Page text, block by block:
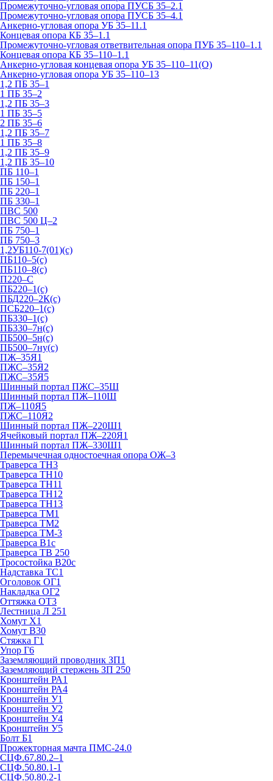
Промежуточно-угловая опора ПУСБ 35–2.1
Промежуточно-угловая опора ПУСБ 35–4.1
Анкерно-угловая опора УБ 35–11.1
Концевая опора КБ 35–1.1
Промежуточно-угловая ответвительная опора ПУБ 35–110–1.1
Концевая опора КБ 35–110–1.1
Анкерно-угловая концевая опора УБ 35–110–11(О)
Анкерно-угловая опора УБ 35–110–13
1,2 ПБ 35–1
1 ПБ 35–2
1,2 ПБ 35–3
1 ПБ 35–5
2 ПБ 35–6
1,2 ПБ 35–7
1 ПБ 35–8
1,2 ПБ 35–9
1,2 ПБ 35–10
ПБ 110–1
ПБ 150–1
ПБ 220–1
ПБ 330–1
ПВС 500
ПВС 500 Ц–2
ПБ 750–1
ПБ 750–3
1,2УБ110-7(01)(с)
ПБ110–5(с)
ПБ110–8(с)
П220–С
ПБ220–1(с)
ПБД220–2К(с)
ПСБ220–1(с)
ПБ330–1(с)
ПБ330–7н(с)
ПБ500–5н(с)
ПБ500–7ну(с)
ПЖ–35Я1
ПЖС–35Я2
ПЖС–35Я5
Шинный портал ПЖС–35Ш
Шинный портал ПЖ–110Ш
ПЖ–110Я5
ПЖС–110Я2
Шинный портал ПЖ–220Ш1
Ячейковый портал ПЖ–220Я1
Шинный портал ПЖ–330Ш1
Перемычечная одностоечная опора ОЖ–3
Траверса ТН3
Траверса ТН10
Траверса ТН11
Траверса ТН12
Траверса ТН13
Траверса ТМ1
Траверса ТМ2
Траверса ТМ-3
Траверса В1с
Траверса ТВ 250
Тросостойка В20с
Надставка ТС1
Оголовок ОГ1
Накладка ОГ2
Оттяжка ОТ3
Лестница Л 251
Хомут Х1
Хомут В30
Стяжка Г1
Упор Г6
Заземляющий проводник ЗП1
Заземляющий стержень ЗП 250
Кронштейн РА1
Кронштейн РА4
Кронштейн У1
Кронштейн У2
Кронштейн У4
Кронштейн У5
Болт Б1
Прожекторная мачта ПМС-24.0
СЦФ.67.80.2–1
СЦФ.50.80.1-1
СЦФ.50.80.2-1